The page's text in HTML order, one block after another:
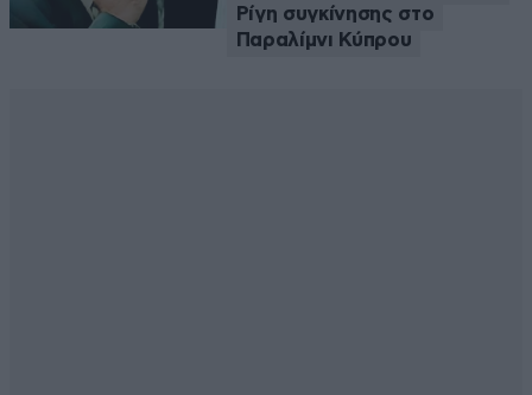
Ρίγη συγκίνησης στο
Παραλίμνι Κύπρου